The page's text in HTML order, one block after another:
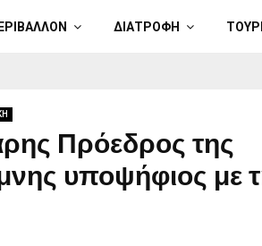
ΔΙΑΤΡΟΦΗ
Πρόεδρος της
υποψήφιος με